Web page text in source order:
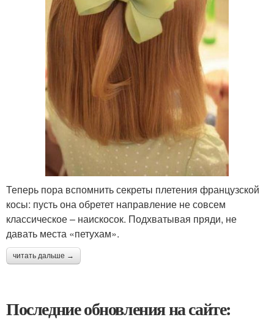
Теперь пора вспомнить секреты плетения французской
косы: пусть она обретет направление не совсем
классическое – наискосок. Подхватывая пряди, не
давать места «петухам».
читать дальше →
Последние обновления на сайте: